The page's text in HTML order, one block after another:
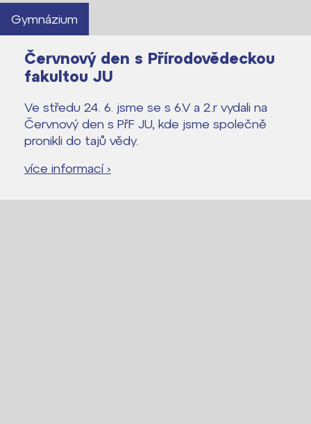
Gymnázium
Červnový den s Přírodovědeckou
fakultou JU
Ve středu 24. 6. jsme se s 6.V a 2.r vydali na
Červnový den s PřF JU, kde jsme společně
pronikli do tajů vědy.
více informací ›
Lidé často hledají
Proč se stát žákem ZŠ ČAG
Kontakt